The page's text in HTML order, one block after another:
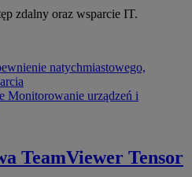
zdalny oraz wsparcie IT.
natychmiastowego,
Monitorowanie urządzeń i
TeamViewer Tensor